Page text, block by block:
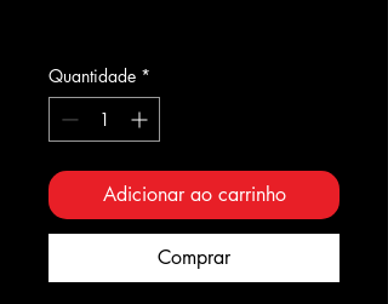
Quantidade *
Adicionar ao carrinho
Comprar